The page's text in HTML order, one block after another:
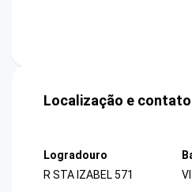
Localização e
Logradouro
R STA IZABEL 571